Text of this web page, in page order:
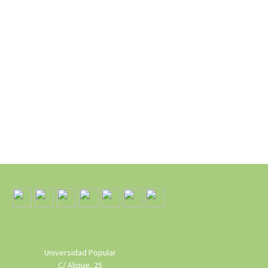
Universidad Popular
C/ Alique, 25